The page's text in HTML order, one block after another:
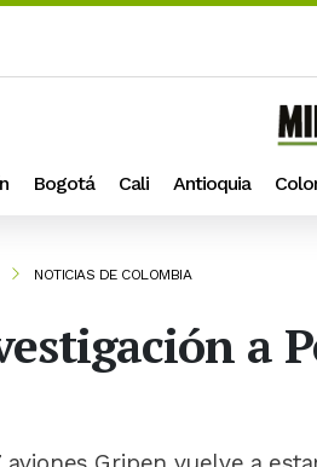
Bogotá Cali Antioquia
NOTICIAS DE COLOMBIA
a